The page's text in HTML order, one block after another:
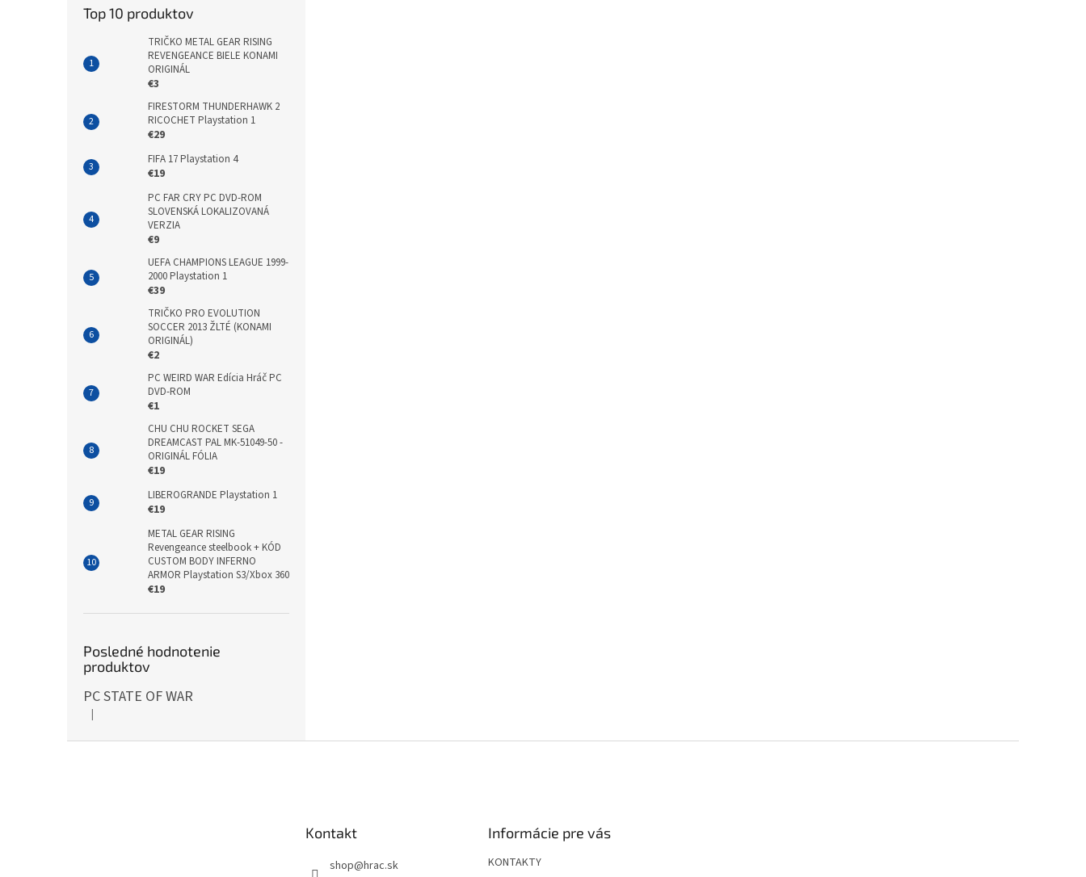
Top 10 produktov
TRIČKO METAL GEAR RISING
REVENGEANCE BIELE KONAMI
ORIGINÁL
€3
FIRESTORM THUNDERHAWK 2
RICOCHET Playstation 1
€29
FIFA 17 Playstation 4
€19
PC FAR CRY PC DVD-ROM
SLOVENSKÁ LOKALIZOVANÁ
VERZIA
€9
UEFA CHAMPIONS LEAGUE 1999-
2000 Playstation 1
€39
TRIČKO PRO EVOLUTION
SOCCER 2013 ŽLTÉ (KONAMI
ORIGINÁL)
€2
PC WEIRD WAR Edícia Hráč PC
DVD-ROM
€1
CHU CHU ROCKET SEGA
DREAMCAST PAL MK-51049-50 -
ORIGINÁL FÓLIA
€19
LIBEROGRANDE Playstation 1
€19
METAL GEAR RISING
Revengeance steelbook + KÓD
CUSTOM BODY INFERNO
ARMOR Playstation S3/Xbox 360
€19
Posledné hodnotenie
produktov
PC STATE OF WAR
Hodnotenie produktu je 5 z 5 hviezdičiek.
|
Kontakt
shop@hrac.sk
Informácie pre vás
KONTAKTY